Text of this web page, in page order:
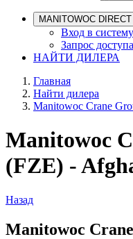
MANITOWOC DIRECT
Вход в систему
Запрос доступа
НАЙТИ ДИЛЕРА
Главная
Найти дилера
Manitowoc Crane
Manitowoc
(FZE) -
Назад
Manitowoc